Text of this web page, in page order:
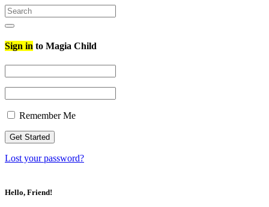
Search
for:
Search
Sign in to Magia Child
Remember Me
Lost your password?
Hello, Friend!